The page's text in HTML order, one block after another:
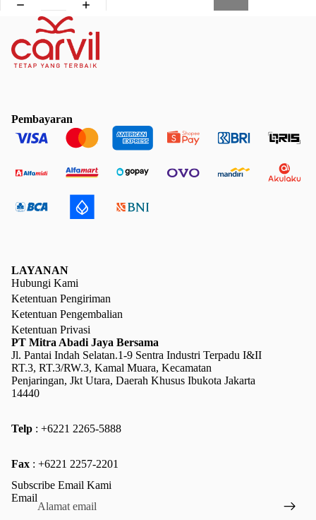
Pembayaran
LAYANAN
Hubungi Kami
Ketentuan Pengiriman
Ketentuan Pengembalian
Ketentuan Privasi
PT Mitra Abadi Jaya Bersama
Jl. Pantai Indah Selatan.1-9 Sentra Industri Terpadu I&II
RT.3, RT.3/RW.3, Kamal Muara, Kecamatan
Penjaringan, Jkt Utara, Daerah Khusus Ibukota Jakarta
14440
Telp : +6221 2265-5888
Fax : +6221 2257-2201
Subscribe Email Kami
Email